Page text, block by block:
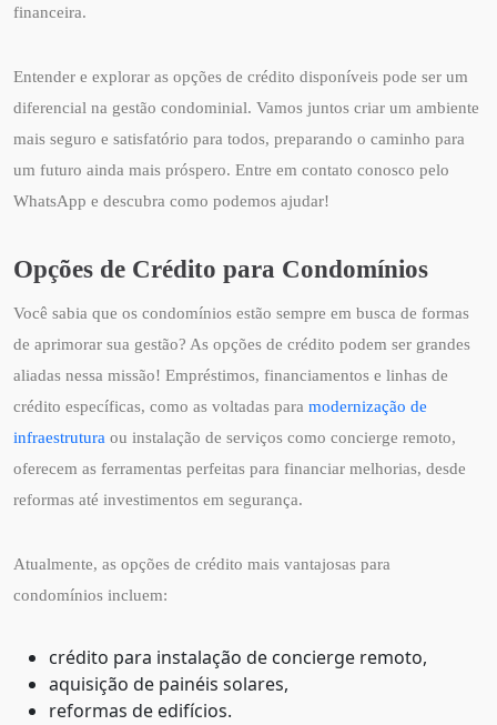
financeira.
Entender e explorar as opções de crédito disponíveis pode ser um
diferencial na gestão condominial. Vamos juntos criar um ambiente
mais seguro e satisfatório para todos, preparando o caminho para
um futuro ainda mais próspero. Entre em contato conosco pelo
WhatsApp e descubra como podemos ajudar!
Opções de Crédito para Condomínios
Você sabia que os condomínios estão sempre em busca de formas
de aprimorar sua gestão? As opções de crédito podem ser grandes
aliadas nessa missão! Empréstimos, financiamentos e linhas de
crédito específicas, como as voltadas para modernização de
infraestrutura ou instalação de serviços como concierge remoto,
oferecem as ferramentas perfeitas para financiar melhorias, desde
reformas até investimentos em segurança.
Atualmente, as opções de crédito mais vantajosas para
condomínios incluem:
crédito para instalação de concierge remoto,
aquisição de painéis solares,
reformas de edifícios.